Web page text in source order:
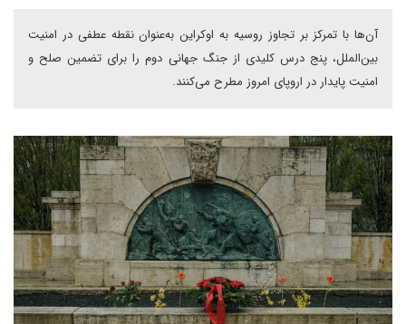
آن‌ها با تمرکز بر تجاوز روسیه به اوکراین به‌عنوان نقطه عطفی در امنیت
بین‌الملل، پنج درس کلیدی از جنگ جهانی دوم را برای تضمین صلح و
امنیت پایدار در اروپای امروز مطرح می‌کنند.